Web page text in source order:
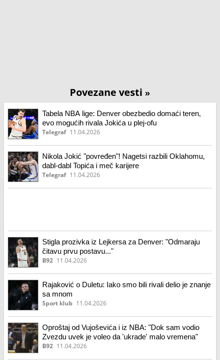
Povezane vesti »
Tabela NBA lige: Denver obezbedio domaći teren,
evo mogućih rivala Jokića u plej-ofu
Telegraf 11.04.2026
Nikola Jokić "povređen"! Nagetsi razbili Oklahomu,
dabl-dabl Topića i meč karijere
Telegraf 11.04.2026
Stigla prozivka iz Lejkersa za Denver: "Odmaraju
čitavu prvu postavu..."
B92 11.04.2026
Rajaković o Duletu: Iako smo bili rivali delio je znanje
sa mnom
Sport klub 11.04.2026
Oproštaj od Vujoševića i iz NBA: "Dok sam vodio
Zvezdu uvek je voleo da 'ukrade' malo vremena"
B92 11.04.2026